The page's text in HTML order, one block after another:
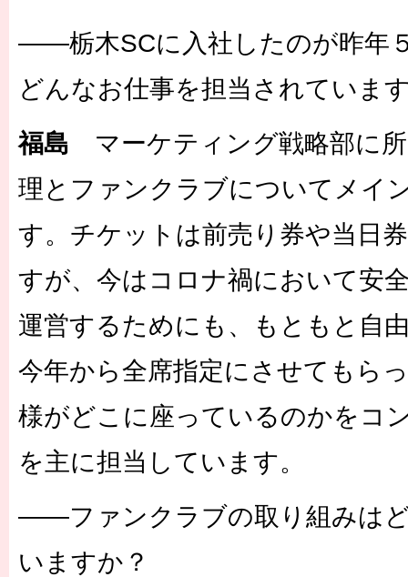
――栃木SCに入社したのが昨年
どんなお仕事を担当されていま
福島 マーケティング戦略部に
理とファンクラブについてメイ
す。チケットは前売り券や当日
すが、今はコロナ禍において安
運営するためにも、もともと自
今年から全席指定にさせてもら
様がどこに座っているのかをコ
を主に担当しています。
――ファンクラブの取り組みは
いますか？